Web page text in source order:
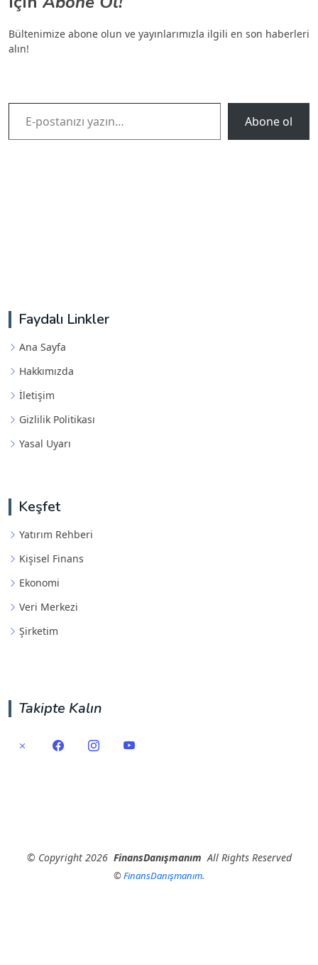
Bültenimize abone olun ve yayınlarımızla ilgili en son haberleri
alın!
E-postanızı yazın…
Abone ol
Faydalı Linkler
Ana Sayfa
Hakkımızda
İletişim
Gizlilik Politikası
Yasal Uyarı
Keşfet
Yatırım Rehberi
Kişisel Finans
Ekonomi
Veri Merkezi
Şirketim
Takipte Kalın
© Copyright2026 FinansDanışmanım All Rights Reserved
©FinansDanışmanım.